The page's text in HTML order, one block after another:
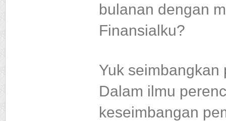
bulanan dengan
Finansialku?
Yuk
Dalam ilmu
keseimbangan